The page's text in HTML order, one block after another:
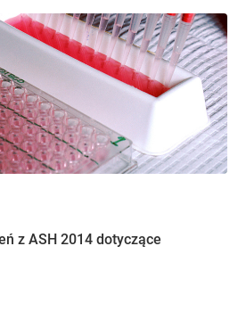
z ASH 2014 dotyczące